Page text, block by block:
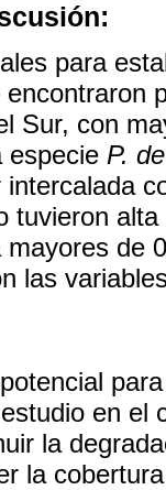
para
Sur, con
especie P.
intercalada
tuvieron
de
las
en el
la
la